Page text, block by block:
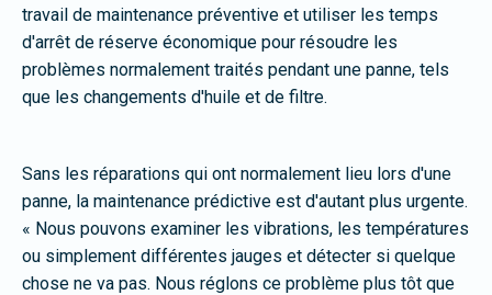
travail de maintenance préventive et utiliser les temps
d'arrêt de réserve économique pour résoudre les
problèmes normalement traités pendant une panne, tels
que les changements d'huile et de filtre.
Sans les réparations qui ont normalement lieu lors d'une
panne, la maintenance prédictive est d'autant plus urgente.
« Nous pouvons examiner les vibrations, les températures
ou simplement différentes jauges et détecter si quelque
chose ne va pas. Nous réglons ce problème plus tôt que